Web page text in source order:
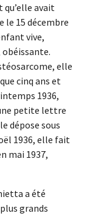
avait
le 15 décembre
vive,
elle
cinq ans et
1936,
petite lettre
dépose sous
1936, elle fait
mai 1937,
a été
grands